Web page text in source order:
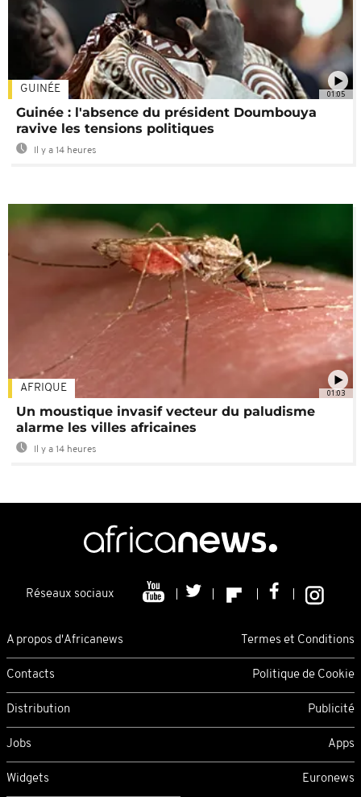
01:05
GUINÉE
Guinée : l'absence du président Doumbouya
ravive les tensions politiques
Il y a 14 heures
01:03
AFRIQUE
Un moustique invasif vecteur du paludisme
alarme les villes africaines
Il y a 14 heures
Réseaux sociaux
A propos d'Africanews Termes et Conditions
Contacts Politique de Cookie
Distribution Publicité
Jobs Apps
Widgets Euronews